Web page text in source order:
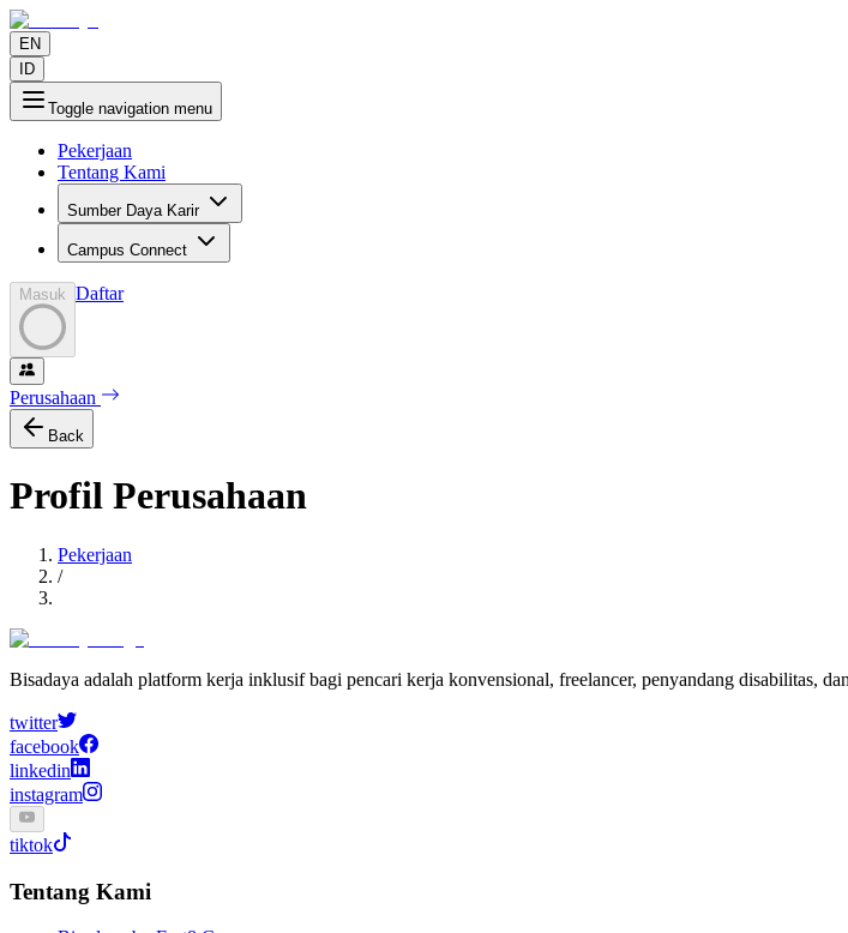
EN
ID
Toggle navigation menu
Pekerjaan
Tentang Kami
Sumber Daya Karir
Campus Connect
Masuk Daftar
Perusahaan
Back
Profil Perusahaan
Pekerjaan
/
Bisadaya adalah platform kerja inklusif bagi pencari kerja konvensional, freelancer, penyandang disabilitas,
twitter
facebook
linkedin
instagram
tiktok
Tentang Kami